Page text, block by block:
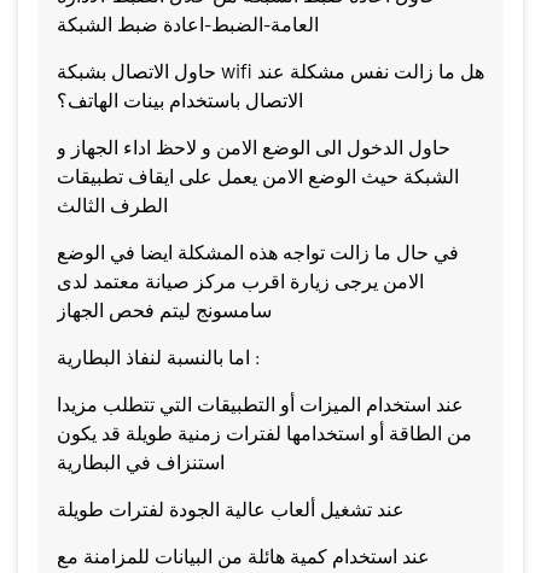
العامة-الضبط-اعادة ضبط الشبكة
حاول الاتصال بشبكة wifi هل ما زالت نفس مشكلة عند
الاتصال باستخدام بينات الهاتف؟
حاول الدخول الى الوضع الامن و لاحظ اداء الجهاز و
الشبكة حيث الوضع الامن يعمل على ايقاف تطبيقات
الطرف الثالث
في حال ما زالت تواجه هذه المشكلة ايضا في الوضع
الامن يرجى زيارة اقرب مركز صيانة معتمد لدى
سامسونج ليتم فحص الجهاز
اما بالنسبة لنفاذ البطارية :
عند استخدام الميزات أو التطبيقات التي تتطلب مزيدا
من الطاقة أو استخدامها لفترات زمنية طويلة قد يكون
استنزاف في البطارية
عند تشغيل ألعاب عالية الجودة لفترات طويلة
عند استخدام كمية هائلة من البيانات للمزامنة مع